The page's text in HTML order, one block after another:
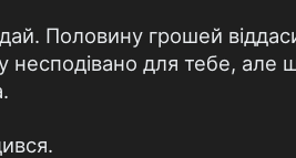
Половину грошей
несподівано для тебе, але